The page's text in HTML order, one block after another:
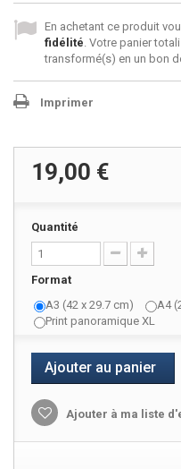
En achetant ce produit
fidélité. Votre panier
transformé(s) en un bon
Imprimer
19,00 €
Quantité
Format
A3 (42 x 29.7 cm)
A4
Print panoramique XL
Ajouter au panier
Ajouter à ma liste